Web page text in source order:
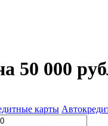
50 000
карты